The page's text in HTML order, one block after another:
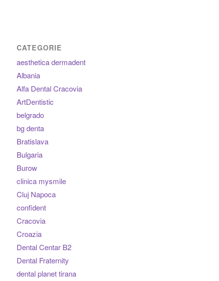
CATEGORIE
aesthetica dermadent
Albania
Alfa Dental Cracovia
ArtDentistic
belgrado
bg denta
Bratislava
Bulgaria
Burow
clinica mysmile
Cluj Napoca
confident
Cracovia
Croazia
Dental Centar B2
Dental Fraternity
dental planet tirana